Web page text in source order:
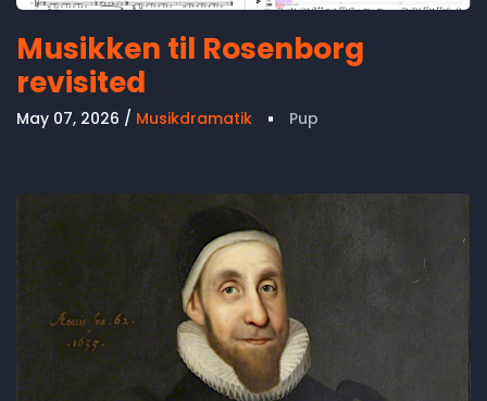
Musikken til Rosenborg
revisited
May 07, 2026 Musikdramatik Pup